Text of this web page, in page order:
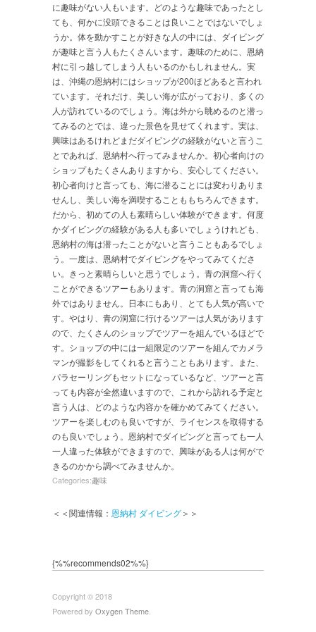
に趣味がない人もいます。どのような趣味であったとし
ても、何かに没頭できることは良いことではないでしょ
うか。体を動かすことが好きな人の中には、ダイビング
が趣味と言う人もたくさんいます。趣味のために、恩納
村に引っ越してしまう人もいるのかもしれません。実
は、沖縄の恩納村にはショップが200ほどあると言われ
ています。それだけ、美しい海が広がっており、多くの
人が訪れているのでしょう。海は外から眺めるのと潜っ
てみるのとでは、違った景色を見せてくれます。実は、
興味はあるけれどまだダイビングの経験がないと言うこ
とであれば、恩納村へ行ってみませんか。初心者向けの
ショップもたくさんありますから、安心してください。
初心者向けと言っても、海に潜ることには変わりありま
せんし、美しい海を満喫することももちろんできます。
だから、初めての人も素晴らしい体験ができます。何度
かダイビングの経験がある人も多いでしょうけれども、
恩納村の海は潜ったことがないと言うこともあるでしょ
う。一度は、恩納村でダイビングをやってみてくださ
い。きっと素晴らしいと思うでしょう。青の洞窟へ行く
ことができるツアーもあります。青の洞窟と言っても海
外ではありません。日本にもあり、とても人気が高いで
す。やはり、青の洞窟に行けるツアーは人気があります
ので、たくさんのショップでツアーを組んでいるほどで
す。ショップの中には一組限定のツアーを組んでカメラ
マンが撮影をしてくれると言うこともあります。また、
パラセーリングもセットになっているなど、ツアーと言
っても内容が全然違いますので、これから訪れる予定と
言う人は、どのような内容かを確かめてみてください。
ツアーを楽しむのも良いですが、ライセンスを取得する
のも良いでしょう。恩納村でダイビングと言っても一人
一人違った体験ができますので、興味がある人は何がで
きるのかから調べてみませんか。
Categories:趣味
＜＜関連情報： 恩納村 ダイビング＞＞
{%%recommends02%%}
Copyright © 2018
Powered by Oxygen Theme